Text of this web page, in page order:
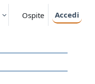
Ospite Accedi